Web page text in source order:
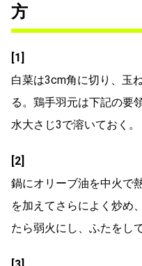
方
[1]
白菜は3cm角に切り、玉
る。鶏手羽元は下記の要
水大さじ3で溶いておく。
[2]
鍋にオリーブ油を中火で
を加えてさらによく炒め
たら弱火にし、ふたをし